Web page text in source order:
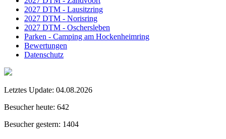
2027 DTM - Lausitzring
2027 DTM - Norisring
2027 DTM - Oschersleben
Parken - Camping am Hockenheimring
Bewertungen
Datenschutz
Letztes Update: 04.08.2026
Besucher heute: 642
Besucher gestern: 1404